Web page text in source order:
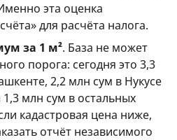
эта оценка
для расчёта налога.
за 1 м². База не может
порога: сегодня это 3,3
2,2 млн сум в Нукусе
млн сум в остальных
кадастровая цена ниже,
отчёт независимого